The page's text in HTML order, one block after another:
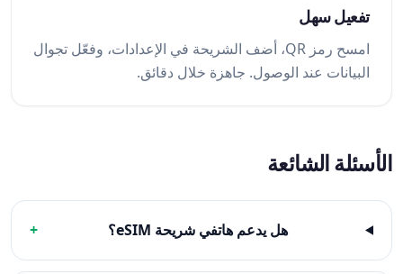
تفعيل سهل
امسح رمز QR، أضف الشريحة في الإعدادات، وفعّل تجوال
البيانات عند الوصول. جاهزة خلال دقائق.
الأسئلة الشائعة
هل يدعم هاتفي شريحة eSIM؟ +